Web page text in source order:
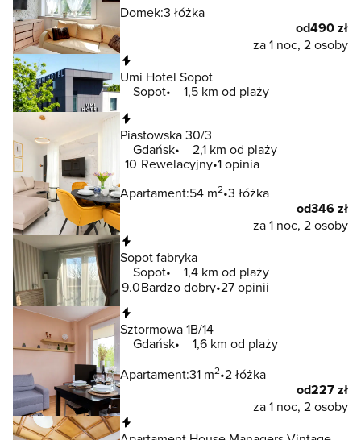
Domek:3 łóżka
od490 zł
za 1 noc, 2 osoby
Umi Hotel Sopot
Sopot
1,5 km od plaży
Piastowska 30/3
Gdańsk
2,1 km od plaży
10 Rewelacyjny 1 opinia
Apartament:54 m2 3 łóżka
od346 zł
za 1 noc, 2 osoby
Sopot fabryka
Sopot
1,4 km od plaży
9.0Bardzo dobry 27 opinii
Sztormowa 1B/14
Gdańsk
1,6 km od plaży
Apartament:31 m2 2 łóżka
od227 zł
za 1 noc, 2 osoby